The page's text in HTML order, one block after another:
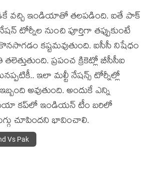
వచ్చి ఇండియాతో తలపడింది. ఐతే పాక్
టోర్నీల నుంచి పూర్తిగా తప్పుకుంటే
కష్టమవుతుంది. ఐసీసీ నిషేధం
ప్రపంచ క్రికెట్లో బీసీసీఐ
ఇలా మల్టీ నేషన్స్ టోర్నీల్లో
అవుతుంది. అందుకే ఎన్ని
కప్‌లో ఇండియన్ టీం బరిలో
చూపిందని భావించాలి.
Vs Pak